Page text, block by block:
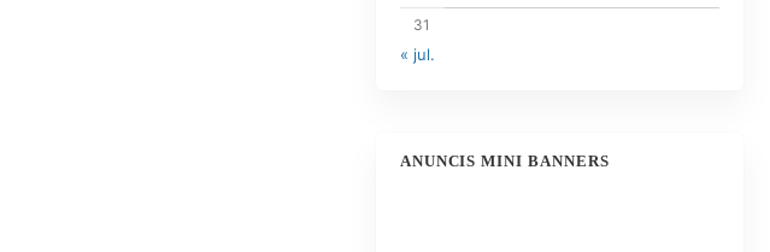
31
« jul.
ANUNCIS MINI BANNERS